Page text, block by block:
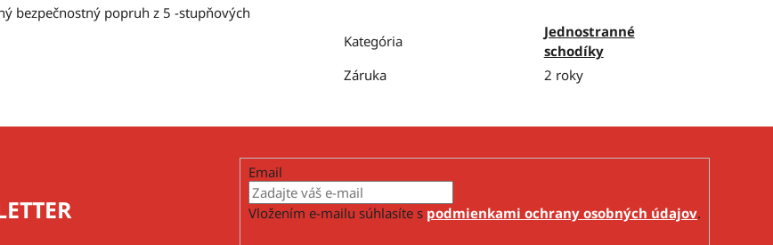
bezpečnostný popruh z 5 -stupňových
Kategória
Jednostranné
schodíky
Záruka
2 roky
Email
Vložením e-mailu súhlasíte s podmienkami ochrany osobných údajov.